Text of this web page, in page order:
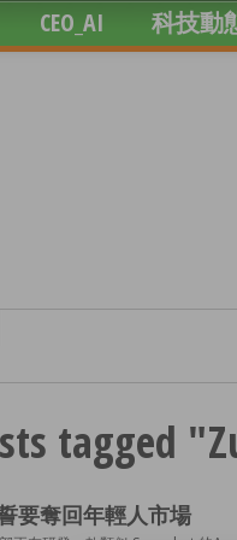
CEO_AI 科技動
tagged
要奪回年輕人市場